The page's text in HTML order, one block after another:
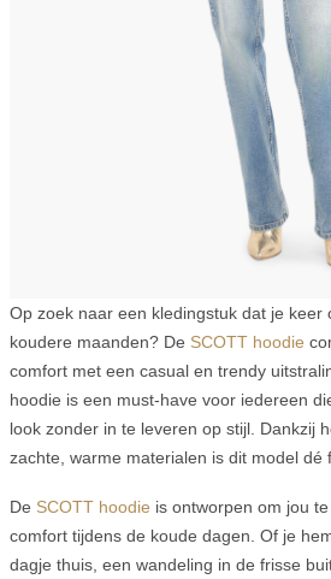
Op zoek naar een kledingstuk dat je keer
koudere maanden? De SCOTT hoodie
comfort met een casual en trendy
hoodie is een must-have voor iedereen
look zonder in te leveren op stijl. Dankzij
zachte, warme materialen is dit model dé
De SCOTT hoodie is ontworpen om jou
comfort tijdens de koude dagen. Of je
dagje thuis, een wandeling in de frisse